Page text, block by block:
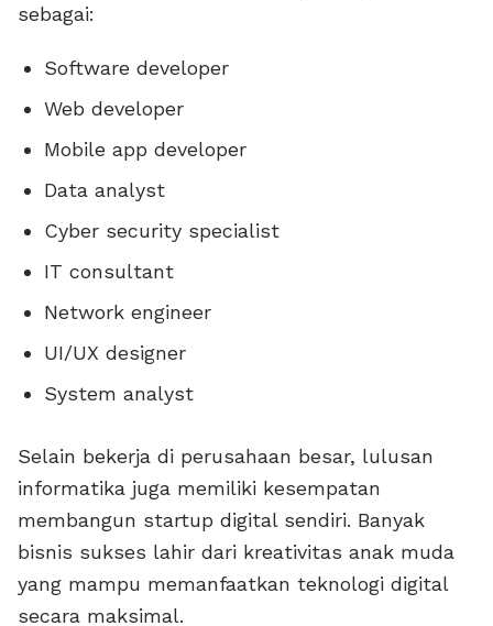
sebagai:
Software developer
Web developer
Mobile app developer
Data analyst
Cyber security specialist
IT consultant
Network engineer
UI/UX designer
System analyst
Selain bekerja di perusahaan besar, lulusan
informatika juga memiliki kesempatan
membangun startup digital sendiri. Banyak
bisnis sukses lahir dari kreativitas anak muda
yang mampu memanfaatkan teknologi digital
secara maksimal.